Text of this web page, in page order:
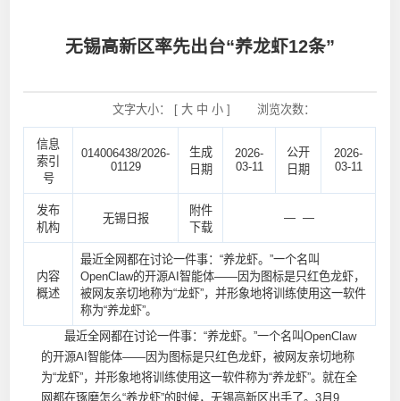
无锡高新区率先出台“养龙虾12条”
文字大小： [ 大 中 小] 浏览次数：
信息
索引
号
014006438/2026-
01129
生成
日期
2026-
03-11
公开
日期
2026-
03-11
发布
机构
无锡日报
附件
下载
— —
内容
概述
最近全网都在讨论一件事：“养龙虾。”一个名叫
OpenClaw的开源AI智能体——因为图标是只红色龙虾，
被网友亲切地称为“龙虾”，并形象地将训练使用这一软件
称为“养龙虾”。
最近全网都在讨论一件事：“养龙虾。”一个名叫OpenClaw
的开源AI智能体——因为图标是只红色龙虾，被网友亲切地称
为“龙虾”，并形象地将训练使用这一软件称为“养龙虾”。就在全
网都在琢磨怎么“养龙虾”的时候，无锡高新区出手了。3月9